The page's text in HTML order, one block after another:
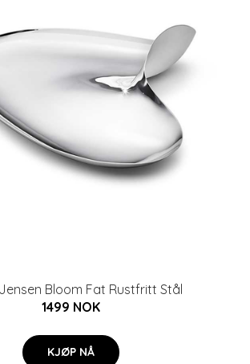
Bloom Fat Rustfritt Stål
1499 NOK
KJØP NÅ